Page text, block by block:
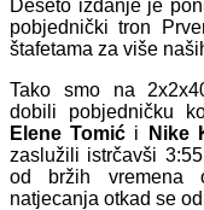
Deseto izdanje je
pobjednički tron
štafetama za više
Tako smo na
dobili pobjedničku
Elene Tomić i Nike
zaslužili istrčavši
od bržih vremena
natjecanja otkad se